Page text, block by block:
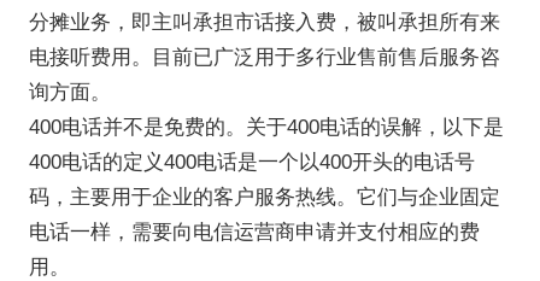
分摊业务，即主叫承担市话接入费，被叫承担所有来
电接听费用。目前已广泛用于多行业售前售后服务咨
询方面。
400电话并不是免费的。关于400电话的误解，以下是
400电话的定义400电话是一个以400开头的电话号
码，主要用于企业的客户服务热线。它们与企业固定
电话一样，需要向电信运营商申请并支付相应的费
用。